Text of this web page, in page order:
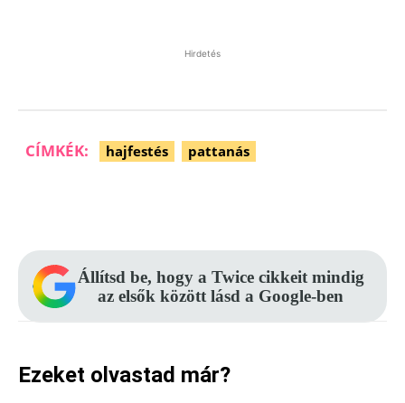
Hirdetés
CÍMKÉK: hajfestés pattanás
Állítsd be, hogy a Twice cikkeit mindig
az elsők között lásd a Google-ben
Ezeket olvastad már?